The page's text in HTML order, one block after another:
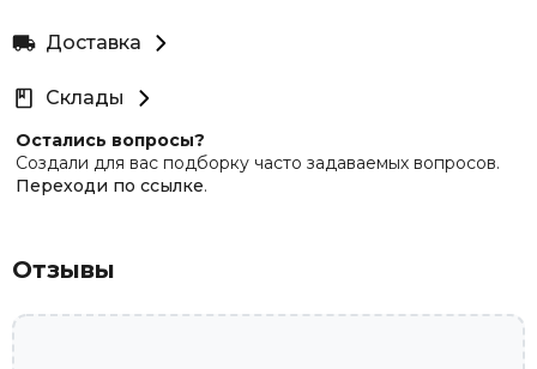
Доставка
Склады
Остались вопросы?
Создали для вас подборку часто задаваемых вопросов.
Переходи по ссылке.
Отзывы